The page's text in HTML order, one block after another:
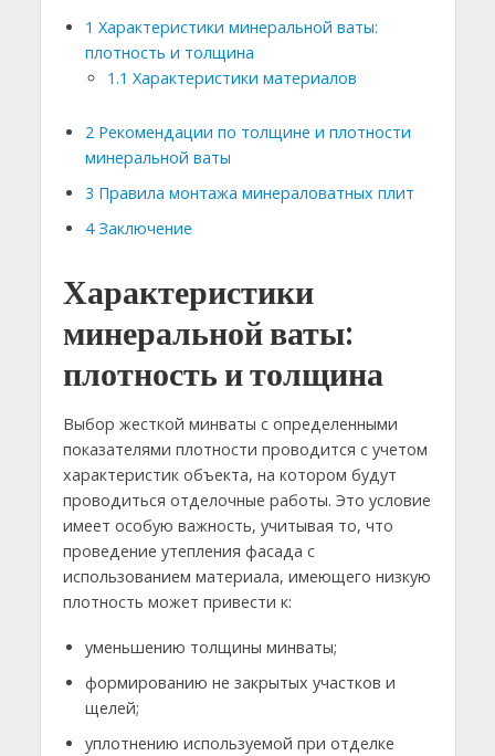
1 Характеристики минеральной ваты:
плотность и толщина
1.1 Характеристики материалов
2Рекомендации по толщине и плотности
минеральной ваты
3 Правила монтажа минераловатных плит
4Заключение
Характеристики
минеральной ваты:
плотность и толщина
Выбор жесткой минваты с определенными
показателями плотности проводится с учетом
характеристик объекта, на котором будут
проводиться отделочные работы. Это условие
имеет особую важность, учитывая то, что
проведение утепления фасада с
использованием материала, имеющего низкую
плотность может привести к:
уменьшению толщины минваты;
формированию не закрытых участков и
щелей;
уплотнению используемой при отделке